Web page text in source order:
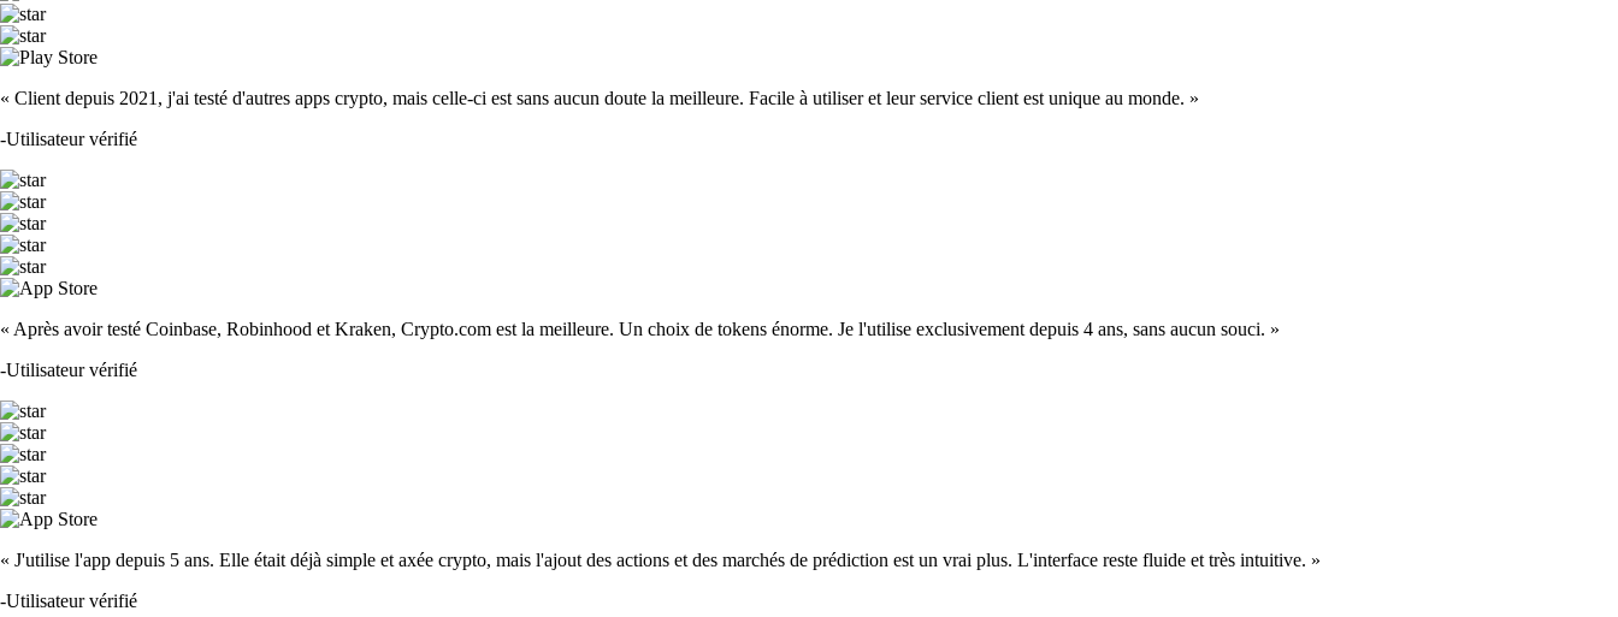
« Client depuis 2021, j'ai testé d'autres apps crypto, mais celle-ci est sans aucun doute la meilleure. Facile à utiliser et leur service client est unique au monde. »
-Utilisateur vérifié
« Après avoir testé Coinbase, Robinhood et Kraken, Crypto.com est la meilleure. Un choix de tokens énorme. Je l'utilise exclusivement depuis 4 ans, sans aucun souci. »
-Utilisateur vérifié
« J'utilise l'app depuis 5 ans. Elle était déjà simple et axée crypto, mais l'ajout des actions et des marchés de prédiction est un vrai plus. L'interface reste fluide et très intuitive. »
-Utilisateur vérifié